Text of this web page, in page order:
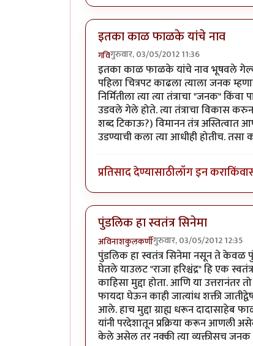
इतका काळ फाळके यांचे नाव
गविगुरुवार, 03/05/2012 11:36
इतका काळ फाळके यांचे नाव भूषवले
पहिला चित्रपट काढला त्याला जनक
निर्मितीला त्या त्या तंत्राचा "जनक"
उडवले गेले होते. त्या तंत्राचा विकास
शब्द टिकाऊ?) विमानन तंत्र अस्तित्वात
उडण्याची कला त्या आधीही होतीच.
प्रतिसाद देण्यासाठीलॉग इन कराकिंवा
पुंडलिक हा स्वतंत्र सिनेमा
अविनाशकुलकर्णीगुरुवार, 03/05/2012 12:35
पुंडलिक हा स्वतंत्र सिनेमा नसून ते केवळ
घेतले याउलट "राजा हरिश्चंद्र" हि एक
काहिसा मुद्दा होता. आणि या
फायदा घेऊन काही जात्यांध शक्ती
आले. हाच मुद्दा ग्राह्य धरून दादासाहेब
यांनी परदेशातून प्रक्रिया करून आणली
केले असेल तर नक्की त्या व्यक्तीसच